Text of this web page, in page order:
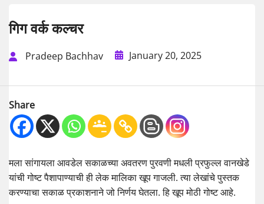
गिग वर्क कल्चर
Pradeep Bachhav January 20, 2025
Share
मला सांगायला आवडेल सकाळच्या अवतरण पुरवणी मधली प्रफुल्ल वानखेडे
यांची गोष्ट पैशापाण्याची ही लेक मालिका खूप गाजली. त्या लेखांचे पुस्तक
करण्याचा सकाळ प्रकाशनाने जो निर्णय घेतला. हि खूप मोठी गोष्ट आहे.